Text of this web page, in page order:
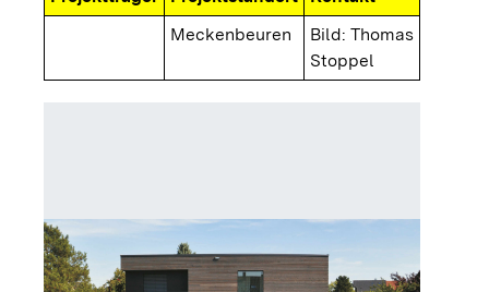
Meckenbeuren
Bild: Thomas
Stoppel